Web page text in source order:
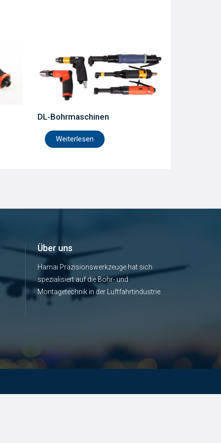
DL-Bohrmaschinen
Weiterlesen
Über uns
Hamai Präzisionswerkzeuge hat sich
spezialisiert auf die Bohr- und
Montagetechnik in der Luftfahrtindustrie.